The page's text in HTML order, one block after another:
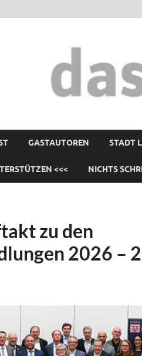
GASTAUTOREN STADT
<<< NICHTS
zu den
2026 –